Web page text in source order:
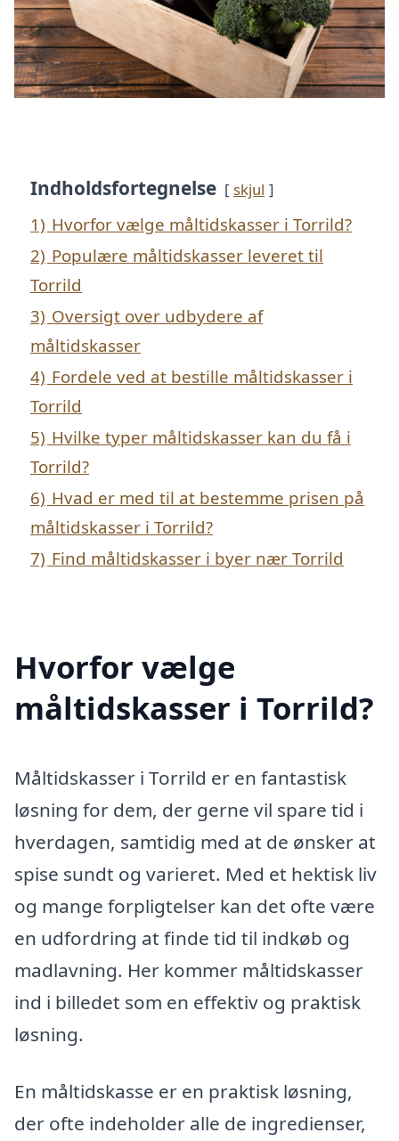
Indholdsfortegnelse skjul
1) Hvorfor vælge måltidskasser i Torrild?
2) Populære måltidskasser leveret til
Torrild
3) Oversigt over udbydere af
måltidskasser
4) Fordele ved at bestille måltidskasser i
Torrild
5) Hvilke typer måltidskasser kan du få i
Torrild?
6) Hvad er med til at bestemme prisen på
måltidskasser i Torrild?
7) Find måltidskasser i byer nær Torrild
Hvorfor vælge
måltidskasser i Torrild?
Måltidskasser i Torrild er en fantastisk
løsning for dem, der gerne vil spare tid i
hverdagen, samtidig med at de ønsker at
spise sundt og varieret. Med et hektisk liv
og mange forpligtelser kan det ofte være
en udfordring at finde tid til indkøb og
madlavning. Her kommer måltidskasser
ind i billedet som en effektiv og praktisk
løsning.
En måltidskasse er en praktisk løsning,
der ofte indeholder alle de ingredienser,